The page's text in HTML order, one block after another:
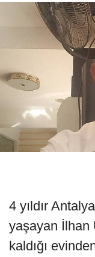
4 yıldır
yaşayan İlhan
kaldığı